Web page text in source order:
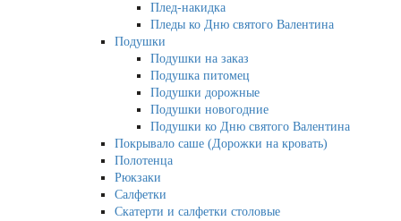
Плед-накидка
Пледы ко Дню святого Валентина
Подушки
Подушки на заказ
Подушка питомец
Подушки дорожные
Подушки новогодние
Подушки ко Дню святого Валентина
Покрывало саше (Дорожки на кровать)
Полотенца
Рюкзаки
Салфетки
Скатерти и салфетки столовые